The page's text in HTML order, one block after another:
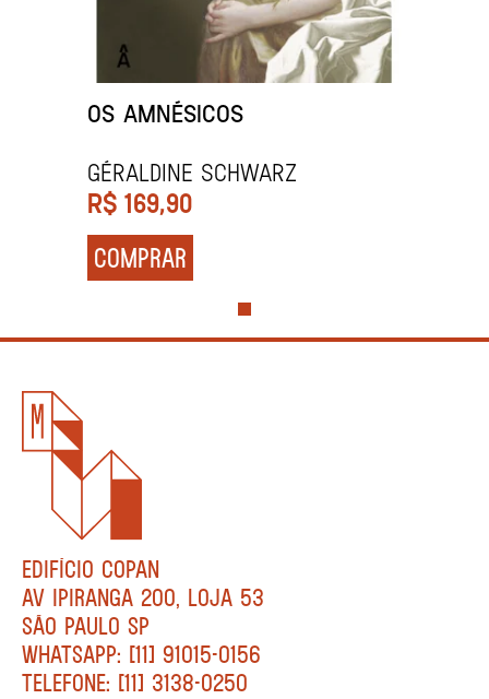
OS AMNÉSICOS
Géraldine Schwarz
R$ 169,90
COMPRAR
EDIFÍCIO COPAN
AV IPIRANGA 200, LOJA 53
SÃO PAULO SP
WHATSAPP: [11] 91015-0156
TELEFONE: [11] 3138-0250